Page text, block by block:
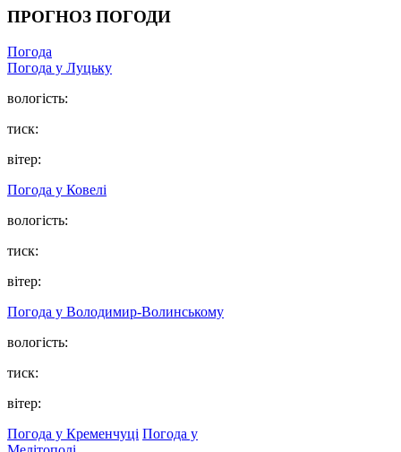
ПРОГНОЗ ПОГОДИ
Погода
Погода у Луцьку
вологість:
тиск:
вітер:
Погода у Ковелі
вологість:
тиск:
вітер:
Погода у Володимир-Волинському
вологість:
тиск:
вітер:
Погода у Кременчуці Погода у